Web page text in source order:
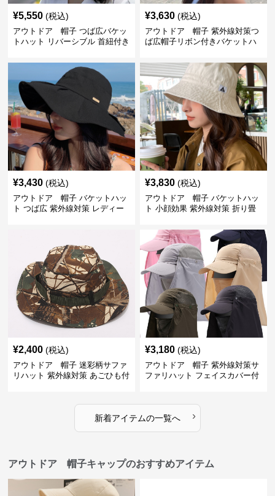
¥5,550 (税込)
アウトドア 帽子 つば広バケッ
トハット リバーシブル 首紐付き
¥3,630 (税込)
アウトドア 帽子 紫外線対策つ
ば広帽子リボン付きバケットハ
¥3,430 (税込)
アウトドア 帽子 バケットハッ
ト つば広 紫外線対策 レディー
¥3,830 (税込)
アウトドア 帽子 バケットハッ
ト 小顔効果 紫外線対策 折り畳
¥2,400 (税込)
アウトドア 帽子 迷彩柄サファ
リハット 紫外線対策 あごひも付
¥3,180 (税込)
アウトドア 帽子 紫外線対策サ
ファリハット フェイスカバー付
新着アイテムの一覧へ ›
アウトドア 帽子キャップのおすすめアイテム